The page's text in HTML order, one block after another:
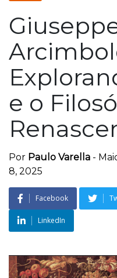
e o
Por Paulo Varella -
8, 2025
Facebook
LinkedIn